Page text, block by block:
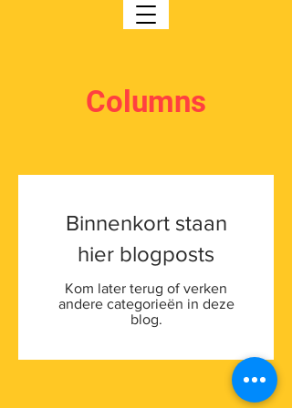
Columns
Binnenkort staan
hier blogposts
Kom later terug of verken
andere categorieën in deze
blog.